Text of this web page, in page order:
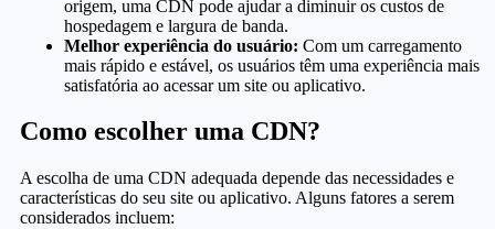
origem, uma CDN pode ajudar a diminuir os custos de
hospedagem e largura de banda.
Melhor experiência do usuário: Com um carregamento
mais rápido e estável, os usuários têm uma experiência mais
satisfatória ao acessar um site ou aplicativo.
Como escolher uma CDN?
A escolha de uma CDN adequada depende das necessidades e
características do seu site ou aplicativo. Alguns fatores a serem
considerados incluem: